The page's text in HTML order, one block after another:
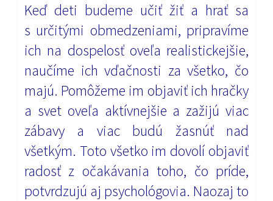
Keď deti budeme učiť žiť a hrať sa
s určitými obmedzeniami, pripravíme
ich na dospelosť oveľa realistickejšie,
naučíme ich vďačnosti za všetko, čo
majú. Pomôžeme im objaviť ich hračky
a svet oveľa aktívnejšie a zažijú viac
zábavy a viac budú žasnúť nad
všetkým. Toto všetko im dovolí objaviť
radosť z očakávania toho, čo príde,
potvrdzujú aj psychológovia. Naozaj to